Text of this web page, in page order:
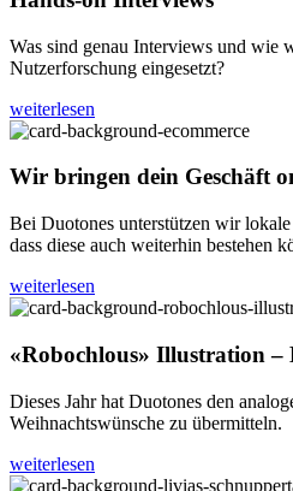
Was sind genau Interviews und wie
Nutzerforschung eingesetzt?
weiterlesen
Wir bringen dein Geschäft
Bei Duotones unterstützen wir lokale
dass diese auch weiterhin bestehen
weiterlesen
«Robochlous» Illustration –
Dieses Jahr hat Duotones den
Weihnachtswünsche zu übermitteln.
weiterlesen